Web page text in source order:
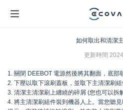
如何取出和清潔
更新時間
1. 關閉 DEEBOT 電源然後將其翻面，底部
2. 下壓以取下滾刷蓋板，並取下主清潔刷組
3. 清潔主清潔刷上纏繞的碎屑 (您也可以拆
4. 將主清潔刷組件裝到機器人上。當您聽見